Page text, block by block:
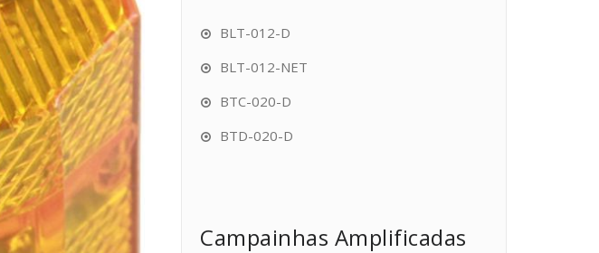
BLT-012-D
BLT-012-NET
BTC-020-D
BTD-020-D
Campainhas Amplificadas